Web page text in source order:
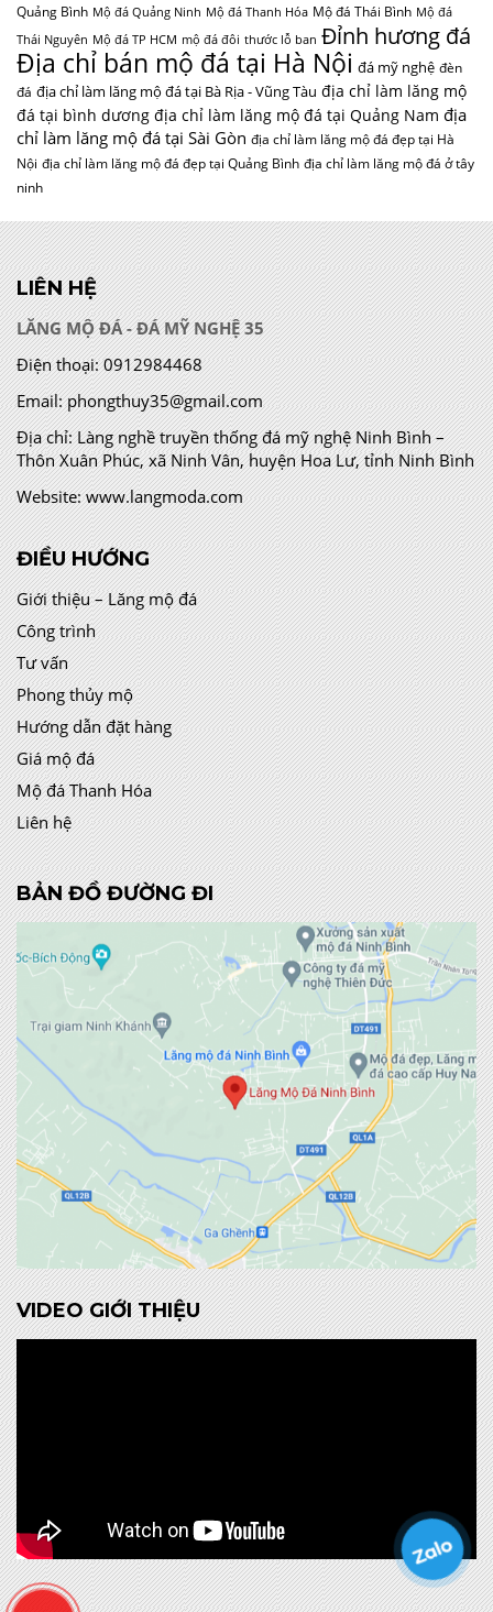
Quảng Bình Mộ đá Quảng Ninh Mộ đá Thanh Hóa Mộ đá Thái Bình Mộ đá
Thái Nguyên Mộ đá TP HCM mộ đá đôi thước lỗ ban Đỉnh hương đá
Địa chỉ bán mộ đá tại Hà Nội đá mỹ nghệ đèn
đá địa chỉ làm lăng mộ đá tại Bà Rịa - Vũng Tàu địa chỉ làm lăng mộ
đá tại bình dương địa chỉ làm lăng mộ đá tại Quảng Nam địa
chỉ làm lăng mộ đá tại Sài Gòn địa chỉ làm lăng mộ đá đẹp tại Hà
Nội địa chỉ làm lăng mộ đá đẹp tại Quảng Bình địa chỉ làm lăng mộ đá ở tây
ninh
LIÊN HỆ
LĂNG MỘ ĐÁ - ĐÁ MỸ NGHỆ 35
Điện thoại: 0912984468
Email: phongthuy35@gmail.com
Địa chỉ:Làng nghề truyền thống đá mỹ nghệ Ninh Bình –
Thôn Xuân Phúc, xã Ninh Vân, huyện Hoa Lư, tỉnh Ninh Bình
Website: www.langmoda.com
ĐIỀU HƯỚNG
Giới thiệu – Lăng mộ đá
Công trình
Tư vấn
Phong thủy mộ
Hướng dẫn đặt hàng
Giá mộ đá
Mộ đá Thanh Hóa
Liên hệ
BẢN ĐỒ ĐƯỜNG ĐI
VIDEO GIỚI THIỆU